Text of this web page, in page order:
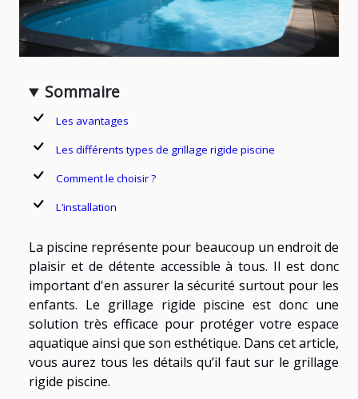
Sommaire
Les avantages
Les différents types de grillage rigide piscine
Comment le choisir ?
L’installation
La piscine représente pour beaucoup un endroit de
plaisir et de détente accessible à tous. Il est donc
important d'en assurer la sécurité surtout pour les
enfants. Le grillage rigide piscine est donc une
solution très efficace pour protéger votre espace
aquatique ainsi que son esthétique. Dans cet article,
vous aurez tous les détails qu’il faut sur le grillage
rigide piscine.